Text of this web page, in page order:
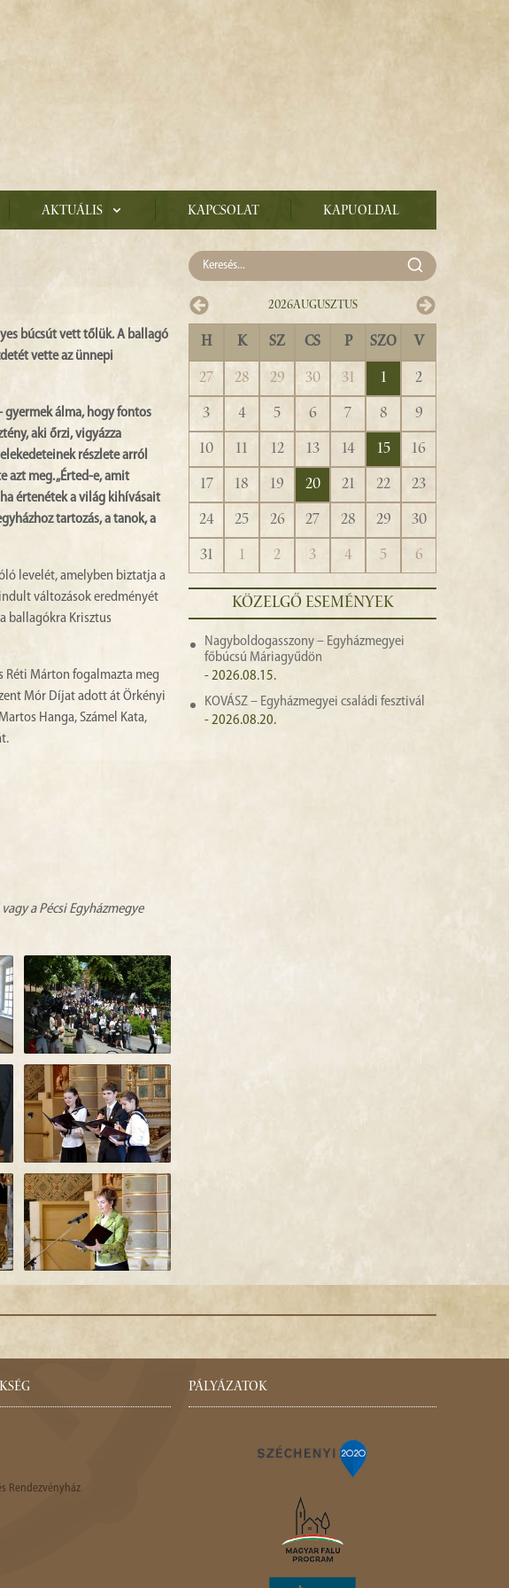
Aktuális Kapcsolat Kapuoldal
búcsút vett tőlük. A ballagó
vette az ünnepi
gyermek álma, hogy fontos
aki őrzi, vigyázza
részlete arról
azt meg. „Érted-e, amit
értenétek a világ kihívásait
tartozás, a tanok, a
levelét, amelyben biztatja a
változások eredményét
ballagókra Krisztus
Réti Márton fogalmazta meg
Mór Díjat adott át Örkényi
Hanga, Számel Kata,
a Pécsi Egyházmegye
2026Augusztus
H K SZ CS P SZO V
27 28 29 30 31 1
2
3
4 5 6 7 8
9
10
11 12 13 14 15
16
17
18 19 20 21 22
23
24
25 26 27 28 29
30
31
1 2 3 4 5 6
KÖZELGŐ ESEMÉNYEK
Nagyboldogasszony – Egyházmegyei
főbúcsú Máriagyűdön
- 2026.08.15.
KOVÁSZ – Egyházmegyei családi fesztivál
- 2026.08.20.
Rendezvényház
PÁLYÁZATOK